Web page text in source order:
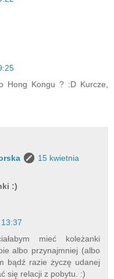
Hong Kongu ? :D Kurcze,
15 kwietnia
:)
mieć koleżanki
albo przynajmniej (albo
bądź razie życzę udanej
się relacji z pobytu. :)